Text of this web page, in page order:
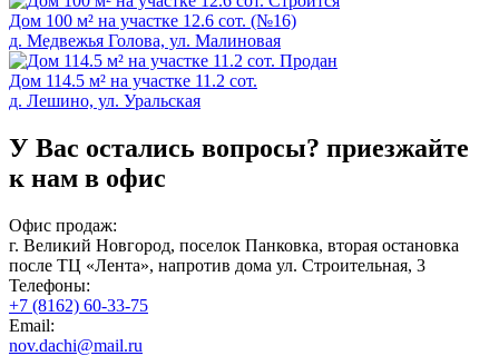
Дом 100 м² на участке 12.6 сот. (№16)
д. Медвежья Голова, ул. Малиновая
Продан
Дом 114.5 м² на участке 11.2 сот.
д. Лешино, ул. Уральская
У Вас остались вопросы? приезжайте
к нам в офис
Офис продаж:
г. Великий Новгород, поселок Панковка, вторая остановка
после ТЦ «Лента», напротив дома ул. Строительная, 3
Телефоны:
+7 (8162) 60-33-75
Email:
nov.dachi@mail.ru